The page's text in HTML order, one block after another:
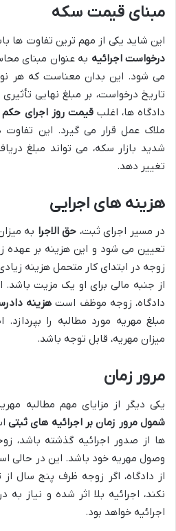
مبنای قیمت سکه
این شاید یکی از مهم ترین تفاوت ها
درخواست اجرائیه به عنوان مبنای
می شود. این بدان معناست که هر
تاریخ درخواست، بر مبلغ نهایی
دادگاه ها، اغلبقیمت روز اجرای حکم
ملاک عمل قرار می گیرد. این تفاوت
شدید بازار سکه، می تواند مبلغ
تغییر دهد.
هزینه های اجرایی
در مسیر اجرای ثبت، حق الاجرا به
تعیین می شود و این هزینه بر
زوجه در ابتدای کار متحمل هزینه
از جنبه مالی برای او یک مزیت باشد.
دادگاه، زوجه موظف است هزینه
مبلغ مهریه مورد مطالبه را
میزان مهریه، قابل توجه باشد.
مرور زمان
یکی دیگر از مزایای مهم مطالبه
شمول مرور زمان بر اجرائیه های ثبتی
ها از صدور اجرائیه گذشته باشد،
وصول مهریه خود باشد. این در حالی
از دادگاه، اگر زوجه ظرف پنج سال
نکند، اجرائیه بلا اثر شده و نیاز
اجرائیه خواهد بود.